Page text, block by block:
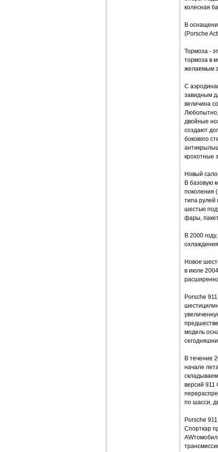
колесная
В
(Porsche
Тормоза -
тормоза в
желаемым
С
завидным
величина
Любопытно,
двойные
создают
бокового
крохотные
Новый
В базовую
поколения
типа рулей
шестью
фары,
В 2000
Новое
в июле
Porsche
модель
В течение
начале
версий 911
по шасси,
Porsche
Спорткар